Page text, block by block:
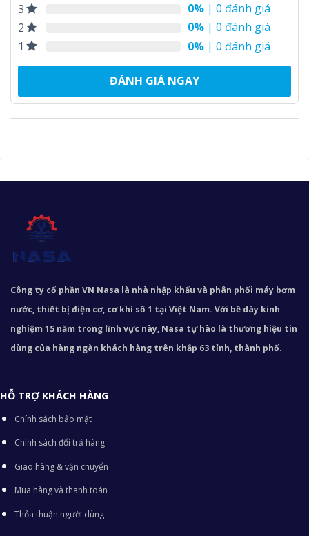
3
0% | 0 đánh giá
2
0% | 0 đánh giá
1
0% | 0 đánh giá
ĐÁNH GIÁ NGAY
Công ty cổ phần VN Nasa là nhà nhập khẩu và phân phối máy bơm
nước, thiết bị điện cơ, cơ khí số 1 tại Việt Nam. Với bề dày kinh
nghiệm 15 năm trong lĩnh vực này, Nasa tự hào là thương hiệu tin
dùng của hàng ngàn khách hàng trên khắp 63 tỉnh, thành phố.
HỖ TRỢ KHÁCH HÀNG
Chính sách bảo mật
Chính sách đổi trả hàng
Giao hàng & vận chuyển
Mua hàng và thanh toán
Thỏa thuận người dùng